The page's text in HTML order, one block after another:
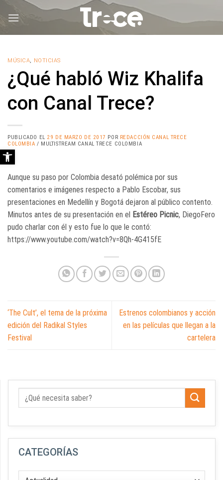
MÚSICA, NOTICIAS
¿Qué habló Wiz Khalifa
con Canal Trece?
PUBLICADO EL 29 DE MARZO DE 2017 POR REDACCIÓN CANAL TRECE
COLOMBIA / MULTISTREAM CANAL TRECE COLOMBIA
Aunque su paso por Colombia desató polémica por sus
comentarios e imágenes respecto a Pablo Escobar, sus
presentaciones en Medellín y Bogotá dejaron al público contento.
Minutos antes de su presentación en el Estéreo Picnic, DiegoFero
pudo charlar con él y esto fue lo que le contó:
https://www.youtube.com/watch?v=8Qh-4G415fE
‘The Cult’, el tema de la próxima
edición del Radikal Styles
Festival
Estrenos colombianos y acción
en las películas que llegan a la
cartelera
CATEGORÍAS
Abrir barra de herramientas